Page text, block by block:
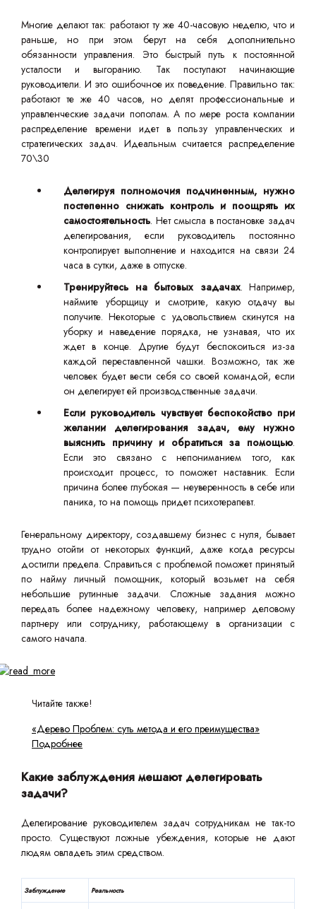
Многие делают так: работают ту же 40-часовую неделю, что и
раньше, но при этом берут на себя дополнительно
обязанности управления. Это быстрый путь к постоянной
усталости и выгоранию. Так поступают начинающие
руководители. И это ошибочное их поведение. Правильно так:
работают те же 40 часов, но делят профессиональные и
управленческие задачи пополам. А по мере роста компании
распределение времени идет в пользу управленческих и
стратегических задач. Идеальным считается распределение
70\30
Делегируя полномочия подчиненным, нужно
постепенно снижать контроль и поощрять их
самостоятельность. Нет смысла в постановке задач
делегирования, если руководитель постоянно
контролирует выполнение и находится на связи 24
часа в сутки, даже в отпуске.
Тренируйтесь на бытовых задачах. Например,
наймите уборщицу и смотрите, какую отдачу вы
получите. Некоторые с удовольствием скинутся на
уборку и наведение порядка, не узнавая, что их
ждет в конце. Другие будут беспокоиться из-за
каждой переставленной чашки. Возможно, так же
человек будет вести себя со своей командой, если
он делегирует ей производственные задачи.
Если руководитель чувствует беспокойство при
желании делегирования задач, ему нужно
выяснить причину и обратиться за помощью.
Если это связано с непониманием того, как
происходит процесс, то поможет наставник. Если
причина более глубокая — неуверенность в себе или
паника, то на помощь придет психотерапевт.
Генеральному директору, создавшему бизнес с нуля, бывает
трудно отойти от некоторых функций, даже когда ресурсы
достигли предела. Справиться с проблемой поможет принятый
по найму личный помощник, который возьмет на себя
небольшие рутинные задачи. Сложные задания можно
передать более надежному человеку, например деловому
партнеру или сотруднику, работающему в организации с
самого начала.
Читайте также!
«Дерево Проблем: суть метода и его преимущества»
Подробнее
Какие заблуждения мешают делегировать
задачи?
Делегирование руководителем задач сотрудникам не так-то
просто. Существуют ложные убеждения, которые не дают
людям овладеть этим средством.
Заблуждение Реальность